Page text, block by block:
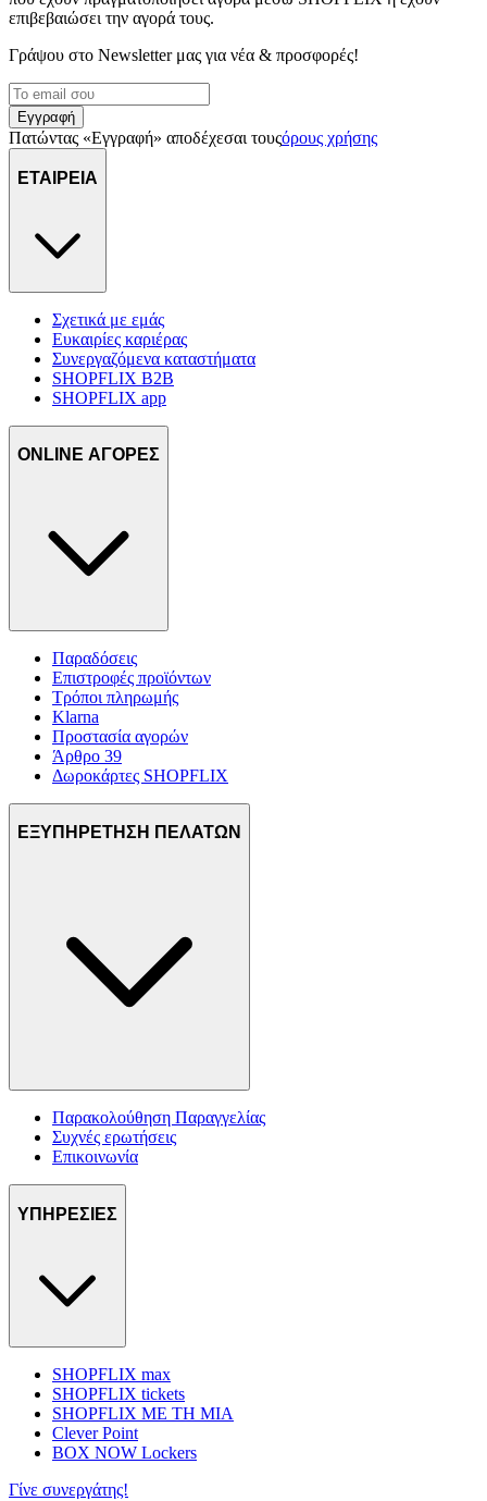
επιβεβαιώσει την αγορά τους.
Γράψου στο Νewsletter μας για νέα & προσφορές!
Εγγραφή
Πατώντας «Εγγραφή» αποδέχεσαι τουςόρους χρήσης
ΕΤΑΙΡΕΙΑ
Σχετικά με εμάς
Ευκαιρίες καριέρας
Συνεργαζόμενα καταστήματα
SHOPFLIX B2B
SHOPFLIX app
ONLINE ΑΓΟΡΕΣ
Παραδόσεις
Επιστροφές προϊόντων
Τρόποι πληρωμής
Klarna
Προστασία αγορών
Άρθρο 39
Δωροκάρτες SHOPFLIX
ΕΞΥΠΗΡΕΤΗΣΗ ΠΕΛΑΤΩΝ
Παρακολούθηση Παραγγελίας
Συχνές ερωτήσεις
Επικοινωνία
ΥΠΗΡΕΣΙΕΣ
SHOPFLIX max
SHOPFLIX tickets
SHOPFLIX ΜΕ ΤΗ ΜΙΑ
Clever Point
BOX NOW Lockers
Γίνε συνεργάτης!